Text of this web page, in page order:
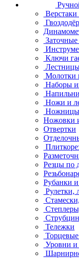
Ключи
Молотки
Наборы
Ножи и
Ножницы
Ножовки
Отвертки
Резцы по
Рубанки
Рулетки,
Тележки
Уровни и